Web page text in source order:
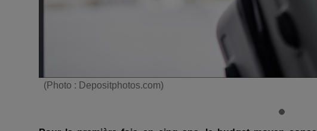
(Photo : Depositphotos.com)